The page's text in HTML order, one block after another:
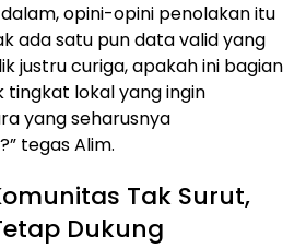
opini-opini penolakan itu
ada satu pun data valid yang
justru curiga, apakah ini bagian
lokal yang ingin
yang seharusnya
tegas Alim.
Tak Surut,
Dukung